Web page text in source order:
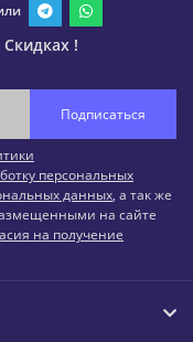
!
Подписаться
персональных
данных, а так же
на сайте
на получение